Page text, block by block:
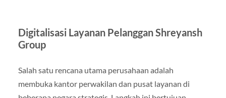
Digitalisasi Layanan Pelanggan Shreyansh
Group
Salah satu rencana utama perusahaan adalah
membuka kantor perwakilan dan pusat layanan di